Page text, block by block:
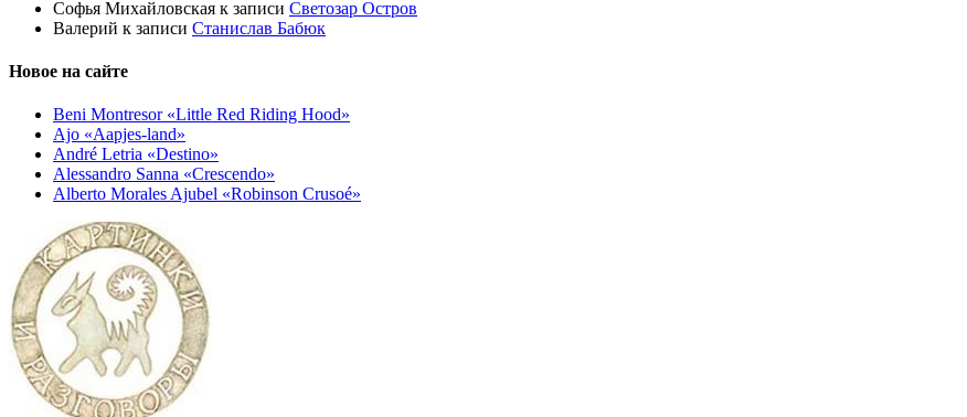
Софья Михайловская к записи Светозар Остров
Валерий к записи Станислав Бабюк
Новое на сайте
Beni Montresor «Little Red Riding Hood»
Ajo «Aapjes-land»
André Letria «Destino»
Alessandro Sanna «Crescendo»
Alberto Morales Ajubel «Robinson Crusoé»